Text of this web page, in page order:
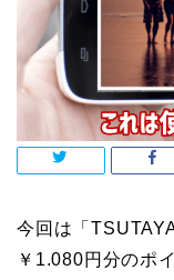
今回は「
￥1.080円分のポ